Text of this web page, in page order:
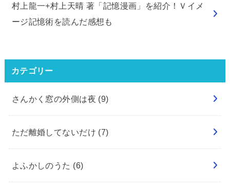
村上龍一+村上天晴 著「記憶漫画」を紹介！Ｖイメ
ージ記憶術を読んだ感想も
カテゴリー
さんかく窓の外側は夜 (9)
ただ離婚してないだけ (7)
よふかしのうた (6)